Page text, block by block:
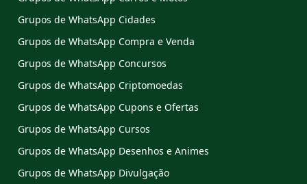
Grupos de WhatsApp Cidades
Grupos de WhatsApp Compra e Venda
Grupos de WhatsApp Concursos
Grupos de WhatsApp Criptomoedas
Grupos de WhatsApp Cupons e Ofertas
Grupos de WhatsApp Cursos
Grupos de WhatsApp Desenhos e Animes
Grupos de WhatsApp Divulgação